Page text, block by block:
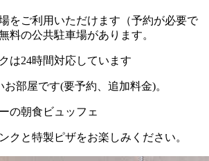
をご利用いただけます（予約が必要で
料の公共駐車場があります。
は24時間対応しています
お部屋です(要予約、追加料金)。
の朝食ビュッフェ
クと特製ピザをお楽しみください。